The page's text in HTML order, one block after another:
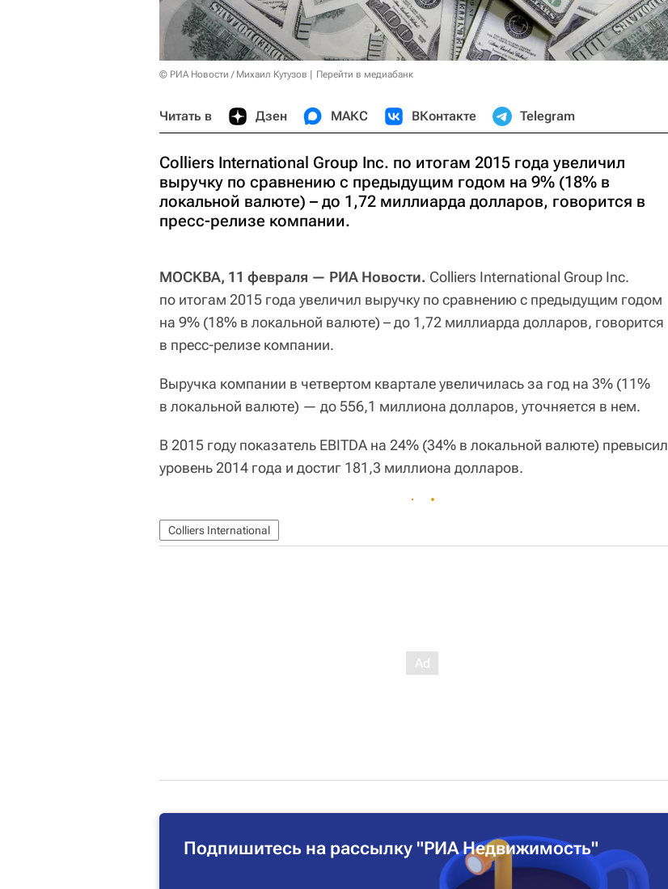
© РИА Новости / Михаил Кутузов Перейти в медиабанк
Читать в Дзен МАКС ВКонтакте Telegram
Colliers International Group Inc. по итогам 2015 года увеличил
выручку по сравнению с предыдущим годом на 9% (18% в
локальной валюте) – до 1,72 миллиарда долларов, говорится в
пресс-релизе компании.
МОСКВА, 11 февраля — РИА Новости. Colliers International Group Inc.
по итогам 2015 года увеличил выручку по сравнению с предыдущим годом
на 9% (18% в локальной валюте) – до 1,72 миллиарда долларов, говорится
в пресс-релизе компании.
Выручка компании в четвертом квартале увеличилась за год на 3% (11%
в локальной валюте) — до 556,1 миллиона долларов, уточняется в нем.
В 2015 году показатель EBITDA на 24% (34% в локальной валюте) превысил
уровень 2014 года и достиг 181,3 миллиона долларов.
Colliers International
Подпишитесь на рассылку "РИА Недвижимость"